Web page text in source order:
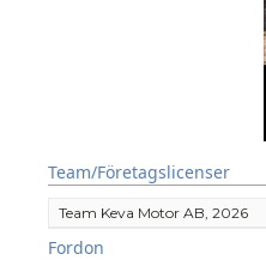
Team/Företagslicenser
Team Keva Motor AB, 2026
Fordon